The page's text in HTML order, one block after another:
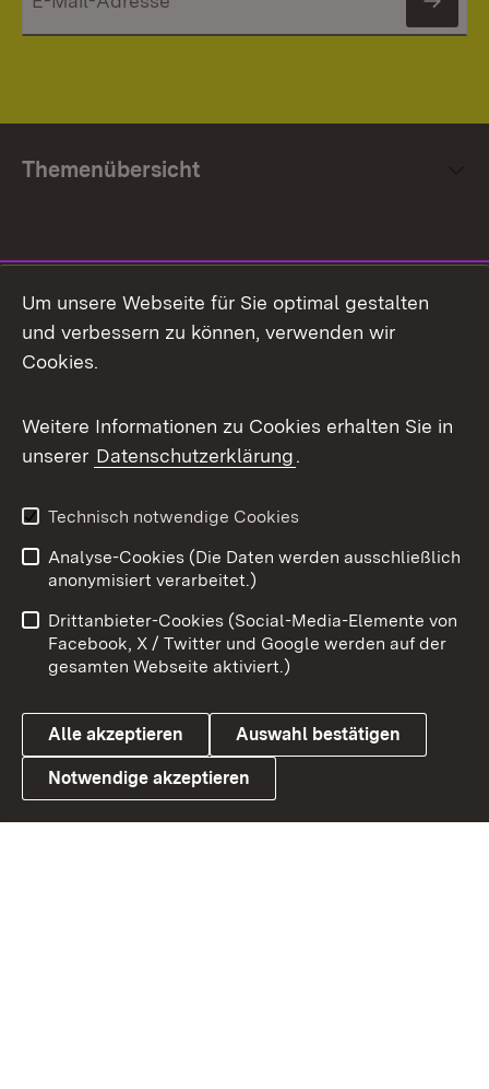
Themenübersicht
Facebook
X / Twitter
Youtube
Link zum Landesportal
Impressum
Kontakt
Barrierefreiheit
Datenschutz
Cookies
Um unsere Webseite für Sie optimal gestalten
und verbessern zu können, verwenden wir
Cookies.
Weitere Informationen zu Cookies erhalten Sie in
unserer Datenschutzerklärung.
Technisch notwendige Cookies
Analyse-Cookies (Die Daten werden ausschließlich
anonymisiert verarbeitet.)
Drittanbieter-Cookies (Social-Media-Elemente von
Facebook, X / Twitter und Google werden auf der
gesamten Webseite aktiviert.)
Alle akzeptieren Auswahl bestätigen
Notwendige akzeptieren